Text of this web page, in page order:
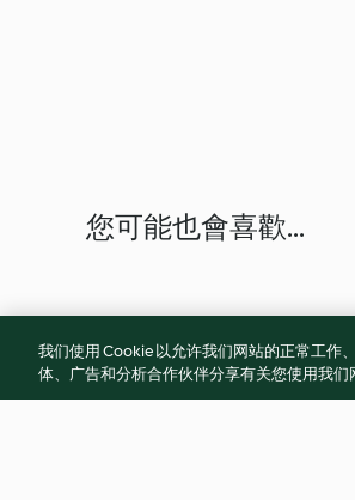
您可能也會喜歡...
我们使用 Cookie 以允许我们网站的正常工作
体、广告和分析合作伙伴分享有关您使用我们